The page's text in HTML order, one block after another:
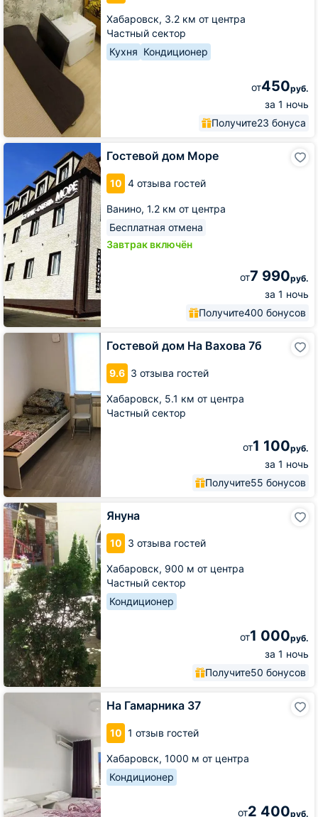
Хабаровск, 3.2 км от центра
Частный сектор
Кухня Кондиционер
от450руб.
за 1 ночь
Получите23 бонуса
Гостевой дом Море
10 4 отзыва гостей
Ванино, 1.2 км от центра
Бесплатная отмена
Завтрак включён
от7 990руб.
за 1 ночь
Получите400 бонусов
Гостевой
Гостевой дом На Вахова 7б
9.6 3 отзыва гостей
Хабаровск, 5.1 км от центра
Частный сектор
от1 100руб.
за 1 ночь
Получите55 бонусов
Гостевой
Януна
10 3 отзыва гостей
Хабаровск, 900 м от центра
Частный сектор
Кондиционер
от1 000руб.
за 1 ночь
Получите50 бонусов
Януна
На Гамарника 37
10 1 отзыв гостей
Хабаровск, 1000 м от центра
Кондиционер
от2 400руб.
На